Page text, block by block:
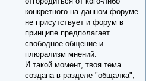
конкретного на данном форуме
не присутствует и форум в
принципе предполагает
свободное общение и
плюрализм мнений.
И такой момент, твоя тема
создана в разделе "общалка",